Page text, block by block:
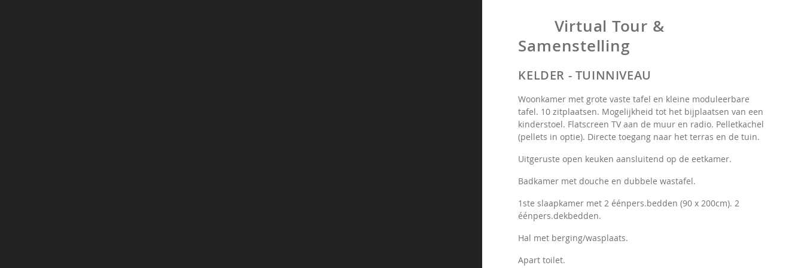
Virtual Tour &
Samenstelling
KELDER - TUINNIVEAU
Woonkamer met grote vaste tafel en kleine moduleerbare
tafel. 10 zitplaatsen. Mogelijkheid tot het bijplaatsen van een
kinderstoel. Flatscreen TV aan de muur en radio. Pelletkachel
(pellets in optie). Directe toegang naar het terras en de tuin.
Uitgeruste open keuken aansluitend op de eetkamer.
Badkamer met douche en dubbele wastafel.
1ste slaapkamer met 2 éénpers.bedden (90 x 200cm). 2
éénpers.dekbedden.
Hal met berging/wasplaats.
Apart toilet.